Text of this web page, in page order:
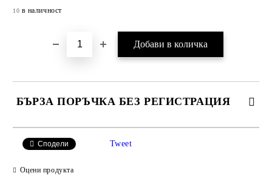
10 в наличност
БЪРЗА ПОРЪЧКА БЕЗ РЕГИСТРАЦИЯ
Сподели Tweet
Оцени продукта